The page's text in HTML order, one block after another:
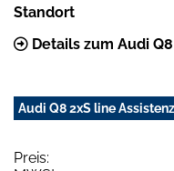
Standort
Details zum Audi
Audi Q8 2xS line
Preis: